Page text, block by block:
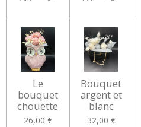
Le
bouquet
chouette
26,00 €
Bouquet
argent et
blanc
32,00 €